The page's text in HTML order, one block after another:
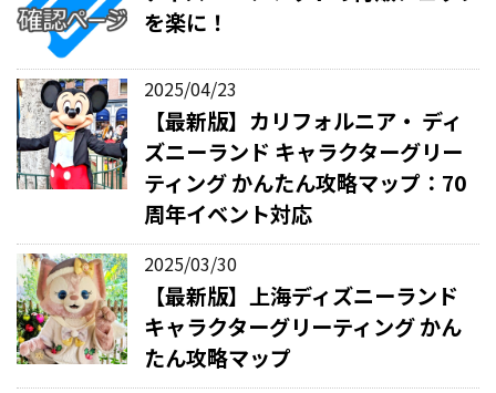
を楽に！
2025/04/23
【最新版】カリフォルニア・ ディ
ズニーランド キャラクターグリー
ティング かんたん攻略マップ：70
周年イベント対応
2025/03/30
【最新版】上海ディズニーランド
キャラクターグリーティング かん
たん攻略マップ